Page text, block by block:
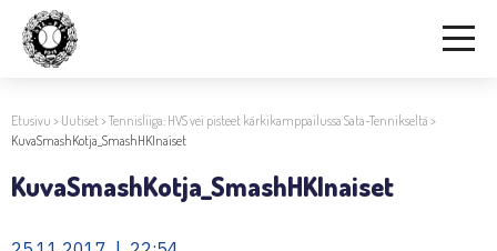
Etusivu > Uutiset>Tennisliiga: HVS vei pisteet kärkikamppailussa Sata-Tennikseltä >
KuvaSmashKotja_SmashHKInaiset
KuvaSmashKotja_SmashHKInaiset